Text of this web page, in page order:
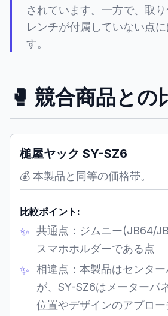
されています。一方で、取
レンチが付属していない点
す。
🥊 競合商品との
槌屋ヤック SY-SZ6
💰 本製品と同等の価格帯。
比較ポイント:
共通点：ジムニー(JB64/
スマホホルダーである点
相違点：本製品はセンタ
が、SY-SZ6はメーターパ
位置やデザインのアプロ